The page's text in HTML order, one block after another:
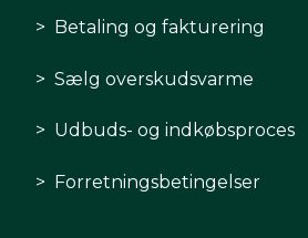
Betaling og fakturering
Sælg overskudsvarme
Udbuds- og indkøbsproces
Forretningsbetingelser